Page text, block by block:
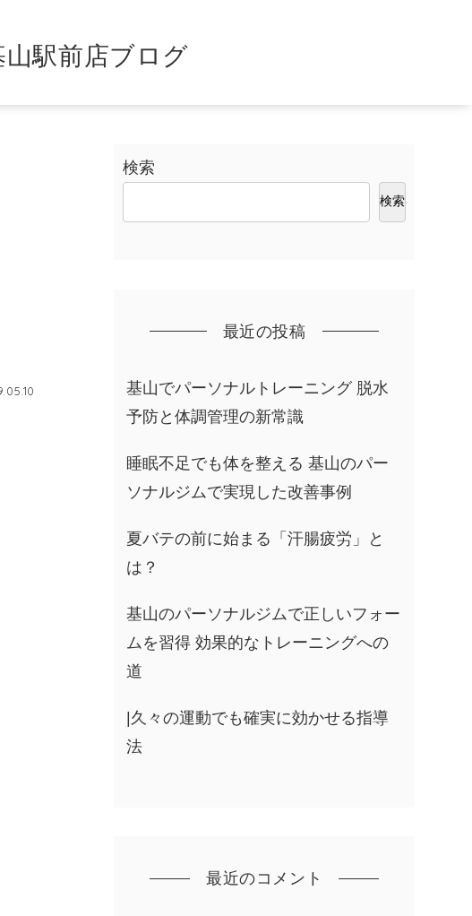
駅前店ブログ
検索
検索
最近の投稿
基山でパーソナルトレーニング 脱水
予防と体調管理の新常識
睡眠不足でも体を整える 基山のパー
ソナルジムで実現した改善事例
夏バテの前に始まる「汗腸疲労」と
は？
基山のパーソナルジムで正しいフォー
ムを習得 効果的なトレーニングへの
道
|久々の運動でも確実に効かせる指導
法
最近のコメント